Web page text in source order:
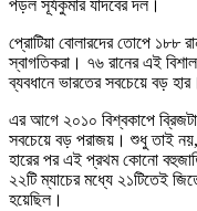
পড়ল সূর্যকুমার যাদবের দল।
প্রোটিয়া বোলারদের তোপে ১৮৮
স্বাগতিকরা। ৭৬ রানের এই বিশাল
ব্যবধানে ভারতের সবচেয়ে বড় হার।
এর আগে ২০১০ বিশ্বকাপে
সবচেয়ে বড় পরাজয়। শুধু তাই নয়,
হারের পর এই প্রথম কোনো
২২টি ম্যাচের মধ্যে ২১টিতেই
হয়েছিল।